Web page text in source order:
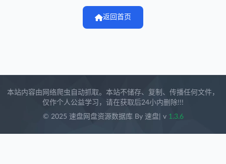
返回首页
本站内容由网络爬虫自动抓取。本站不储存、复制、传播任何文件，
仅作个人公益学习，请在获取后24小内删除!!!
© 2025 速盘网盘资源数据库 By 速盘| v 1.3.6